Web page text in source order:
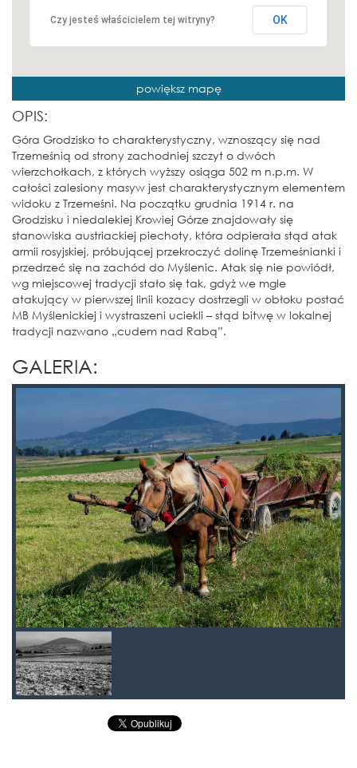
Czy jesteś właścicielem tej witryny? OK
powiększ mapę
OPIS:
Góra Grodzisko to charakterystyczny, wznoszący się nad
Trzemeśnią od strony zachodniej szczyt o dwóch
wierzchołkach, z których wyższy osiąga 502 m n.p.m. W
całości zalesiony masyw jest charakterystycznym elementem
widoku z Trzemeśni. Na początku grudnia 1914 r. na
Grodzisku i niedalekiej Krowiej Górze znajdowały się
stanowiska austriackiej piechoty, która odpierała stąd atak
armii rosyjskiej, próbującej przekroczyć dolinę Trzemeśnianki i
przedrzeć się na zachód do Myślenic. Atak się nie powiódł,
wg miejscowej tradycji stało się tak, gdyż we mgle
atakujący w pierwszej linii kozacy dostrzegli w obłoku postać
MB Myślenickiej i wystraszeni uciekli – stąd bitwę w lokalnej
tradycji nazwano „cudem nad Rabą”.
GALERIA: